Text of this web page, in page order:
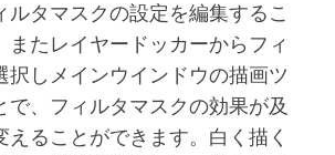
ルタマスクの設定を編集するこ
またレイヤードッカーからフィ
択しメインウインドウの描画ツ
で、フィルタマスクの効果が及
えることができます。白く描く